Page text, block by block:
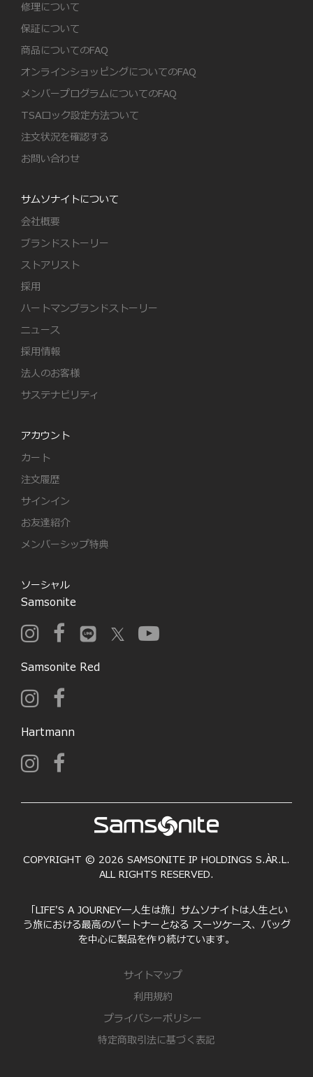
修理について
保証について
商品についてのFAQ
オンラインショッピングについてのFAQ
メンバープログラムについてのFAQ
TSAロック設定方法ついて
注文状況を確認する
お問い合わせ
サムソナイトについて
会社概要
ブランドストーリー
ストアリスト
採用
ハートマンブランドストーリー
ニュース
採用情報
法人のお客様
サステナビリティ
アカウント
カート
注文履歴
サインイン
お友達紹介
メンバーシップ特典
ソーシャル
Samsonite
Samsonite Red
Hartmann
COPYRIGHT © 2026 SAMSONITE IP HOLDINGS S.ÀR.L.
ALL RIGHTS RESERVED.
「LIFE'S A JOURNEY―人生は旅」サムソナイトは人生とい
う旅における最高のパートナーとなる スーツケース、バッグ
を中心に製品を作り続けています。
サイトマップ
利用規約
プライバシーポリシー
特定商取引法に基づく表記